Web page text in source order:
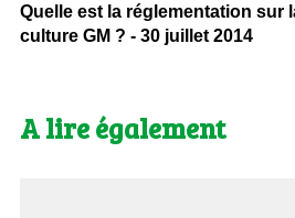
Quelle est la réglementation sur
culture GM ? - 30 juillet 2014
A lire également